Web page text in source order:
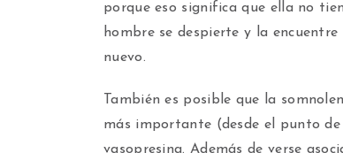
porque eso significa que ella no
hombre se despierte y la
nuevo.
También es posible que la
más importante (desde el punto
vasopresina. Además de verse